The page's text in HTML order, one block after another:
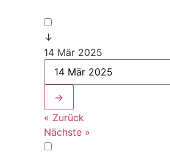
↓
14 Mär 2025
→
« Zurück
Nächste »